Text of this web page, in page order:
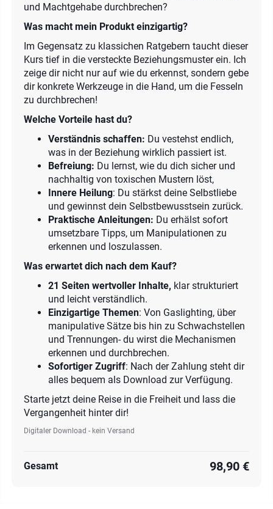
und Machtgehabe durchbrechen?
Was macht mein Produkt einzigartig?
Im Gegensatz zu klassichen Ratgebern taucht dieser
Kurs tief in die versteckte Beziehungsmuster ein. Ich
zeige dir nicht nur auf wie du erkennst, sondern gebe
dir konkrete Werkzeuge in die Hand, um die Fesseln
zu durchbrechen!
Welche Vorteile hast du?
Verständnis schaffen: Du vestehst endlich,
was in der Beziehung wirklich passiert ist.
Befreiung: Du lernst, wie du dich sicher und
nachhaltig von toxischen Mustern löst,
Innere Heilung: Du stärkst deine Selbstliebe
und gewinnst dein Selbstbewusstsein zurück.
Praktische Anleitungen: Du erhälst sofort
umsetzbare Tipps, um Manipulationen zu
erkennen und loszulassen.
Was erwartet dich nach dem Kauf?
21 Seiten wertvoller Inhalte, klar strukturiert
und leicht verständlich.
Einzigartige Themen: Von Gaslighting, über
manipulative Sätze bis hin zu Schwachstellen
und Trennungen- du wirst die Mechanismen
erkennen und durchbrechen.
Sofortiger Zugriff: Nach der Zahlung steht dir
alles bequem als Download zur Verfügung.
Starte jetzt deine Reise in die Freiheit und lass die
Vergangenheit hinter dir!
Digitaler Download - kein Versand
Gesamt 98,90 €